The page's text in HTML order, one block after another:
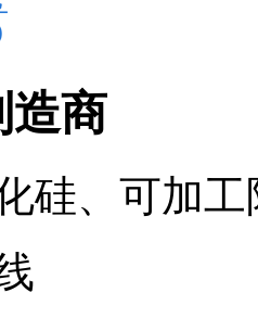
造商
硅、可加